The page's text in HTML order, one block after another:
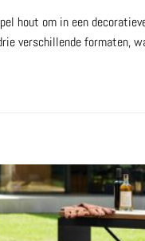
hout om in een
verschillende formaten,